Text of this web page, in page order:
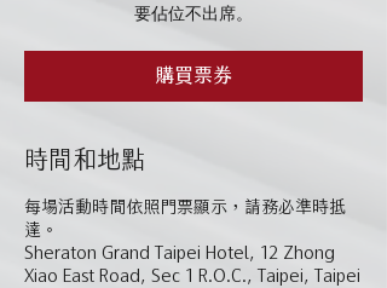
要佔位不出席。
購買票券
時間和地點
每場活動時間依照門票顯示，請務必準時抵
達。
Sheraton Grand Taipei Hotel, 12 Zhong
Xiao East Road, Sec 1 R.O.C., Taipei, Taipei